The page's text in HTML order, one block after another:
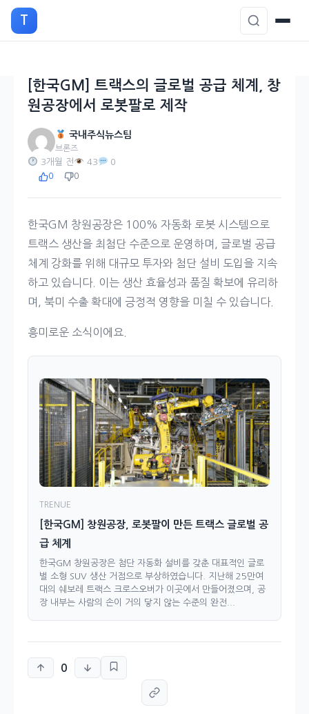
으
T
[한국GM] 트랙스의 글로벌 공급 체계, 창
원공장에서 로봇팔로 제작
국내주식뉴스팀
브론즈
3개월 전 43 0
0 0
한국GM 창원공장은 100% 자동화 로봇 시스템으로
트랙스 생산을 최첨단 수준으로 운영하며, 글로벌 공급
체계 강화를 위해 대규모 투자와 첨단 설비 도입을 지속
하고 있습니다. 이는 생산 효율성과 품질 확보에 유리하
며, 북미 수출 확대에 긍정적 영향을 미칠 수 있습니다.
흥미로운 소식이에요.
TRENUE
[한국GM] 창원공장, 로봇팔이 만든 트랙스 글로벌 공
급 체계
한국GM 창원공장은 첨단 자동화 설비를 갖춘 대표적인 글로
벌 소형 SUV 생산 거점으로 부상하였습니다. 지난해 25만여
대의 쉐보레 트랙스 크로스오버가 이곳에서 만들어졌으며, 공
장 내부는 사람의 손이 거의 닿지 않는 수준의 완전...
0